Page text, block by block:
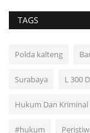
TAGS
Polda kalteng
Surabaya L 300
Hukum Dan Kriminal
#hukum